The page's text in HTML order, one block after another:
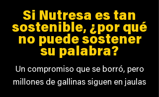
Si Nutresa es tan
sostenible, ¿por qué
no puede sostener
su palabra?
Un compromiso que se borró, pero
millones de gallinas siguen en jaulas